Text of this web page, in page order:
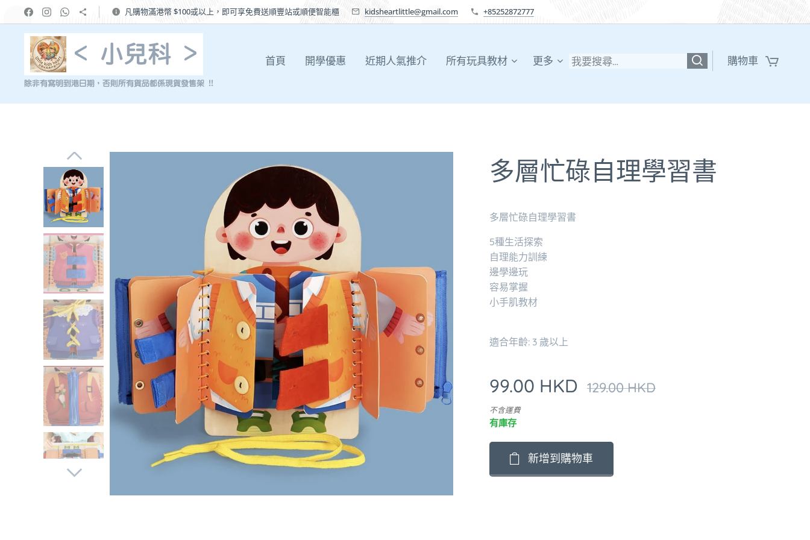
凡購物滿港幣 $100或以上，即可享免費送順豐站或順便智能櫃 kidsheartlittle@gmail.com +85252872777
< 小兒科 >
除非有寫明到港日期，否則所有貨品都係現貨發售架 !!
首頁 開學優惠 近期人氣推介 所有玩具教材 更多 購物車
多層忙碌自理學習書
多層忙碌自理學習書
5種生活探索
自理能力訓練
邊學邊玩
容易掌握
小手肌教材
適合年齡: 3 歲以上
99.00 HKD 129.00HKD
不含運費
有庫存
新增到購物車